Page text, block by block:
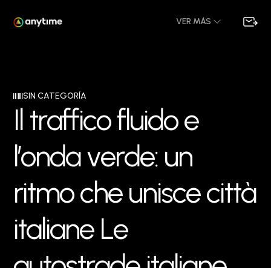
VER MÁS
SIN CATEGORÍA
Il trafficofluidoe
l’ondaverde: un
ritmoche uniscecittà
italiane Le